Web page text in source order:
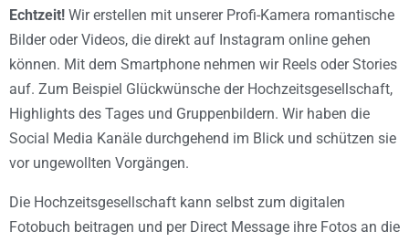
Echtzeit! Wir erstellen mit unserer Profi-Kamera romantische
Bilder oder Videos, die direkt auf Instagram online gehen
können. Mit dem Smartphone nehmen wir Reels oder Stories
auf. Zum Beispiel Glückwünsche der Hochzeitsgesellschaft,
Highlights des Tages und Gruppenbildern. Wir haben die
Social Media Kanäle durchgehend im Blick und schützen sie
vor ungewollten Vorgängen.
Die Hochzeitsgesellschaft kann selbst zum digitalen
Fotobuch beitragen und per Direct Message ihre Fotos an die